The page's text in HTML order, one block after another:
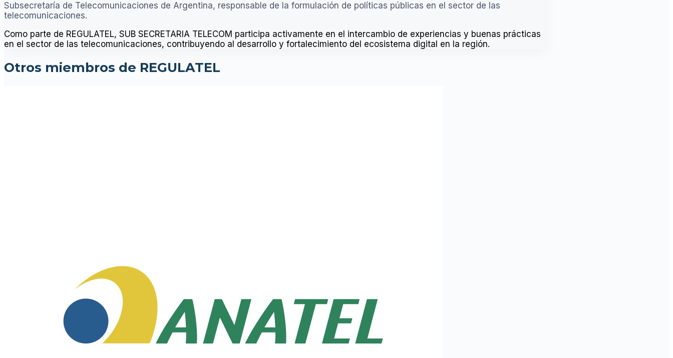
Subsecretaría de Telecomunicaciones de Argentina, responsable de la formulación de políticas públicas en el sector de las
telecomunicaciones.
Como parte de REGULATEL, SUB SECRETARIA TELECOM participa activamente en el intercambio de experiencias y buenas prácticas
en el sector de las telecomunicaciones, contribuyendo al desarrollo y fortalecimiento del ecosistema digital en la región.
Otros miembros de REGULATEL